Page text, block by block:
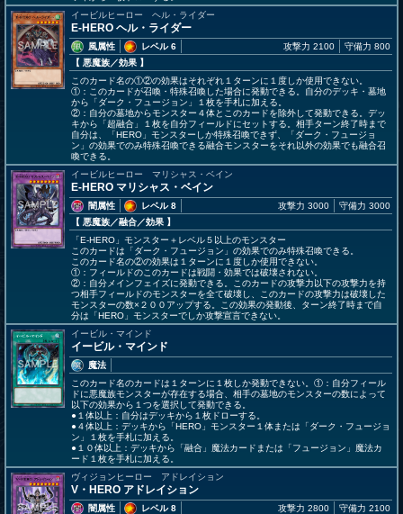
イービルヒーロー ヘル・ライダー
E-HERO ヘル・ライダー
風属性
レベル 6
【 悪魔族／効果 】
攻撃力 2100 守備力 800
このカード名の①②の効果はそれぞれ１ターンに１度しか使用できない。
①：このカードが召喚・特殊召喚した場合に発動できる。自分のデッキ・墓地
から「ダーク・フュージョン」１枚を手札に加える。
②：自分の墓地からモンスター４体とこのカードを除外して発動できる。デッ
キから「超融合」１枚を自分フィールドにセットする。相手ターン終了時まで
自分は、「HERO」モンスターしか特殊召喚できず、「ダーク・フュージョ
ン」の効果でのみ特殊召喚できる融合モンスターをそれ以外の効果でも融合召
喚できる。
イービルヒーロー マリシャス・ベイン
E-HERO マリシャス・ベイン
闇属性
レベル 8
【 悪魔族／融合／効果 】
攻撃力 3000 守備力 3000
「E-HERO」モンスター＋レベル５以上のモンスター
このカードは「ダーク・フュージョン」の効果でのみ特殊召喚できる。
このカード名の②の効果は１ターンに１度しか使用できない。
①：フィールドのこのカードは戦闘・効果では破壊されない。
②：自分メインフェイズに発動できる。このカードの攻撃力以下の攻撃力を持
つ相手フィールドのモンスターを全て破壊し、このカードの攻撃力は破壊した
モンスターの数×２００アップする。この効果の発動後、ターン終了時まで自
分は「HERO」モンスターでしか攻撃宣言できない。
イービル・マインド
イービル・マインド
魔法
このカード名のカードは１ターンに１枚しか発動できない。①：自分フィール
ドに悪魔族モンスターが存在する場合、相手の墓地のモンスターの数によって
以下の効果から１つを選択して発動できる。
●１体以上：自分はデッキから１枚ドローする。
●４体以上：デッキから「HERO」モンスター１体または「ダーク・フュージョ
ン」１枚を手札に加える。
●１０体以上：デッキから「融合」魔法カードまたは「フュージョン」魔法カ
ード１枚を手札に加える。
ヴィジョンヒーロー アドレイション
V・HERO アドレイション
闇属性
レベル 8
攻撃力 2800 守備力 2100